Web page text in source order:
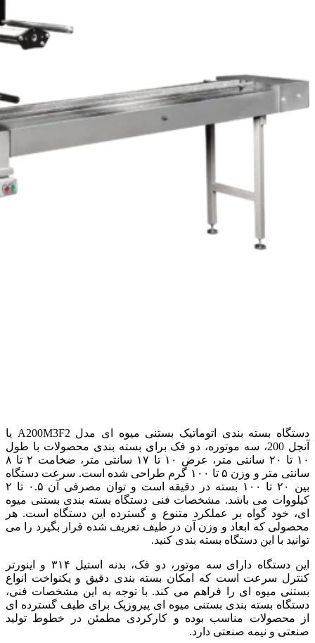
دستگاه بسته بندی اتوماتیک بستنی میوه ای مدل A200M3F2 یا
آنجل 200، سه موتوره، دو فک برای بسته بندی محصولات با طول
۱۰ تا ۲۰ سانتی متر، عرض ۱۰ تا ۱۷ سانتی متر، ضخامت ۲ تا ۸
سانتی متر و وزن ۵ تا ۱۰۰ گرم طراحی شده است. سرعت دستگاه
بین ۲۰ تا ۱۰۰ بسته در دقیقه است و توان مصرفی آن ۰.۵ تا ۲
کیلووات می باشد. مشخصات فنی دستگاه بسته بندی بستنی میوه
ای، خود گواه بر عملکرد متنوع و گسترده این دستگاه است. هر
محصولی که ابعاد و وزن آن در طیف تعریف شده قرار بگیرد را می
توانید با این دستگاه بسته بندی کنید.
این دستگاه دارای سه موتور، دو فک، بدنه استیل ۳۱۴ و اینورتر
کنترل سرعت است که امکان بسته بندی دقیق و یکنواخت انواع
بستنی میوه ای را فراهم می کند. با توجه به این مشخصات فنی،
دستگاه بسته بندی بستنی میوه ای پیروزپک برای طیف گسترده ای
از محصولات مناسب بوده و کارکردی مطمئن در خطوط تولید
صنعتی و نیمه صنعتی دارد.